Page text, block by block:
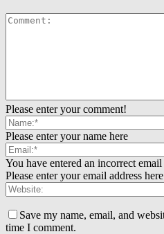
Please enter your comment!
Please enter your name here
You have entered an incorrect email
Please enter your email address here
Save my name, email, and
time I comment.